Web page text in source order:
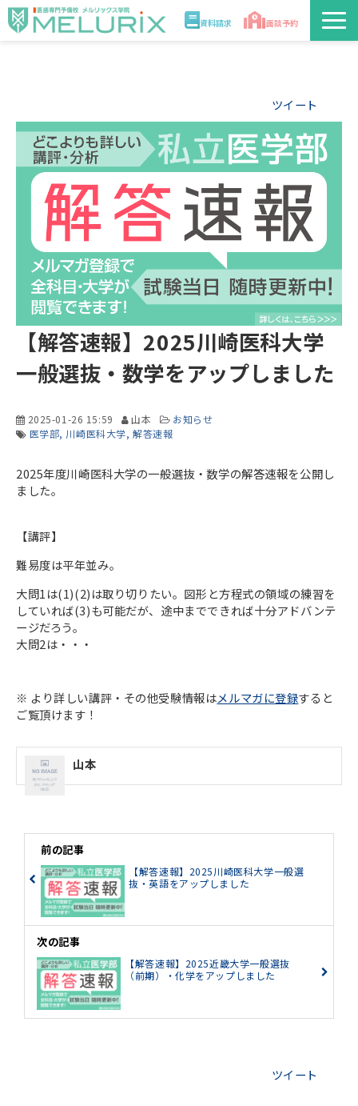
資料請求 面談予約
入学案内
合格実績・合格体験記
医学部解答速報2026
ツイート
【解答速報】2025川崎医科大学
一般選抜・数学をアップしました
2025-01-26 15:59 山本
お知らせ
医学部 川崎医科大学 解答速報
2025年度川崎医科大学の一般選抜・数学の解答速報を公開し
ました。
【講評】
難易度は平年並み。
大問1は(1)(2)は取り切りたい。図形と方程式の領域の練習を
していれば(3)も可能だが、途中までできれば十分アドバンテ
ージだろう。
大問2は・・・
※ より詳しい講評・その他受験情報はメルマガに登録すると
ご覧頂けます！
山本
前の記事
【解答速報】2025川崎医科大学一般選
抜・英語をアップしました
次の記事
【解答速報】2025近畿大学一般選抜
（前期）・化学をアップしました
ツイート